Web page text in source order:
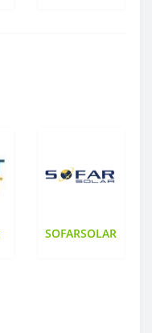
SOFARSOLAR